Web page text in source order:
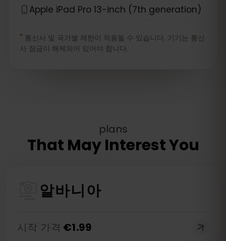
Apple iPad Pro 13-inch (7th generation)
* 통신사 및 국가별 제한이 적용될 수 있습니다. 기기는 통신
사 잠금이 해제되어 있어야 합니다.
plans
That May Interest You
알바니아
시작 가격 €1.99